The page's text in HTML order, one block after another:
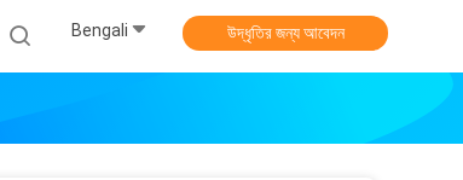
Bengali উদ্ধৃতির জন্য আবেদন